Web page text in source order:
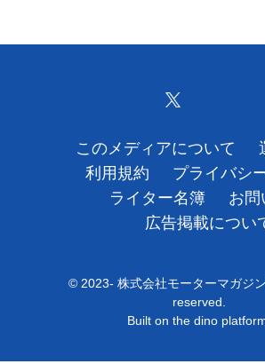
このメディアについて
利用規約
プライバシ
ライター名簿
お問
広告掲載につい
© 2023- 株式会社モーターマガジ
reserved.
Built on the dino